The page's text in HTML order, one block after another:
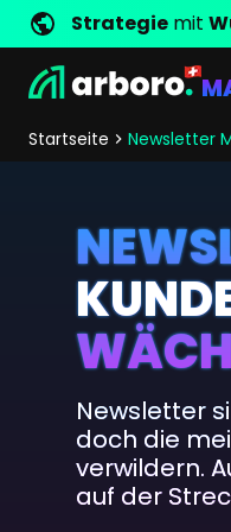
Strategie mit
Entwicklung
Shopentwicklung
Consulting
eCommerce
Shop Erfolgsstorys
Management
Jobsarboro als
AnfrageStandorte
Startseite Newsletter
Newsletter
doch die
verwildern.
auf der